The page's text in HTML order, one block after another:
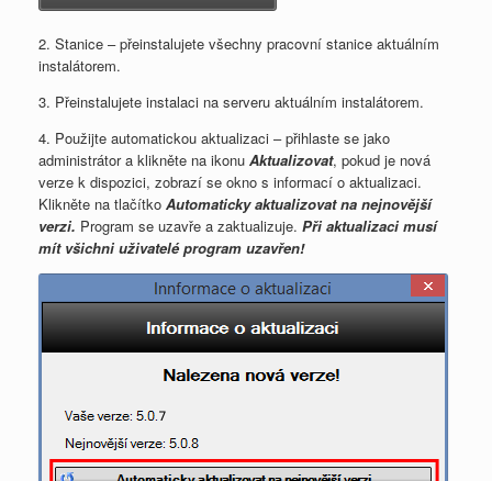
2. Stanice – přeinstalujete všechny pracovní stanice aktuálním
instalátorem.
3. Přeinstalujete instalaci na serveru aktuálním instalátorem.
4. Použijte automatickou aktualizaci – přihlaste se jako
administrátor a klikněte na ikonu Aktualizovat, pokud je nová
verze k dispozici, zobrazí se okno s informací o aktualizaci.
Klikněte na tlačítko Automaticky aktualizovat na nejnovější
verzi. Program se uzavře a zaktualizuje. Při aktualizaci musí
mít všichni uživatelé program uzavřen!